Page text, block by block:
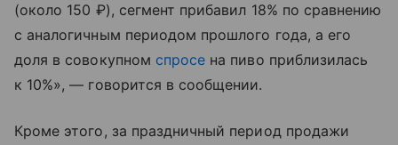
(около 150 ₽), сегмент прибавил 18% по сравнению
с аналогичным периодом прошлого года, а его
доля в совокупном спросе на пиво приблизилась
к 10%», — говорится в сообщении.
Кроме этого, за праздничный период продажи